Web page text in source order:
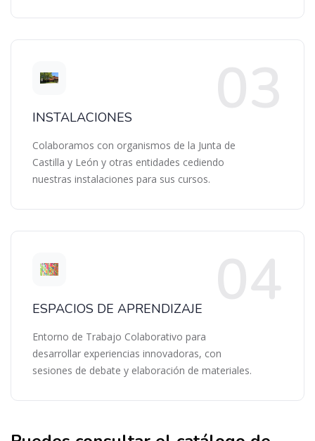
INSTALACIONES
Colaboramos con organismos de la Junta de
Castilla y León y otras entidades cediendo
nuestras instalaciones para sus cursos.
ESPACIOS DE APRENDIZAJE
Entorno de Trabajo Colaborativo para
desarrollar experiencias innovadoras, con
sesiones de debate y elaboración de materiales.
Salta [Cocoon] About (Text with Image)